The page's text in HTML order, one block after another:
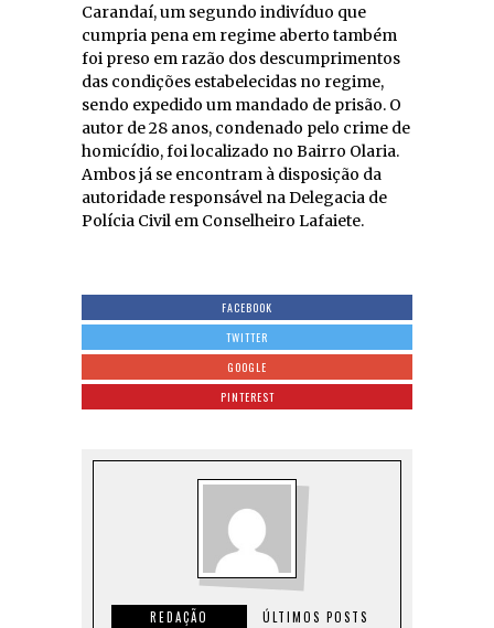
Carandaí, um segundo indivíduo que
cumpria pena em regime aberto também
foi preso em razão dos descumprimentos
das condições estabelecidas no regime,
sendo expedido um mandado de prisão. O
autor de 28 anos, condenado pelo crime de
homicídio, foi localizado no Bairro Olaria.
Ambos já se encontram à disposição da
autoridade responsável na Delegacia de
Polícia Civil em Conselheiro Lafaiete.
FACEBOOK
TWITTER
GOOGLE
PINTEREST
REDAÇÃO ÚLTIMOS POSTS